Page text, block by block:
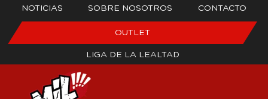
NOTICIAS SOBRE NOSOTROS CONTACTO
OUTLET
LIGA DE LA LEALTAD